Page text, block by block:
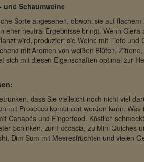
und Schaumweine
Sorte angesehen, obwohl sie auf flachem
eher neutral Ergebnisse bringt. Wenn Glera
wird, produziert sie Weine mit Tiefe und
mit Aromen von weißen Blüten,
sich mit diesen Eigenschaften optimal zur
dass Sie vielleicht noch nicht viel
mit Prosecco kombiniert werden kann. Was
Canapés und Fingerfood. Köstlich
Schinken, zur Foccacia, zu Mini Quiches
Dim Sum mit Meeresfrüchten und vielen